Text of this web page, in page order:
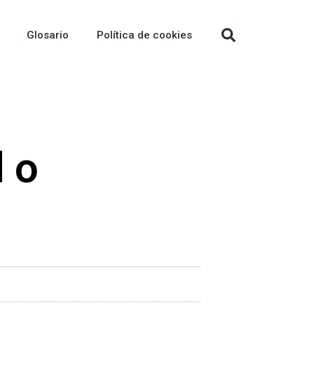
Glosario Política de cookies
o